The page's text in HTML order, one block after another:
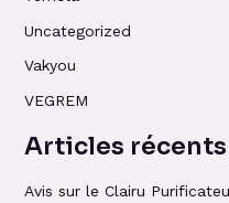
Uncategorized
Vakyou
VEGREM
Articles récents
Avis sur le Clairu